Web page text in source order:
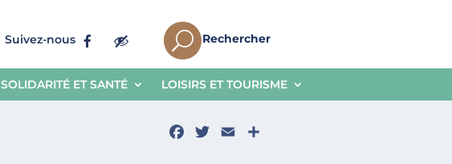
Suivez-nous U Rechercher
SOLIDARITÉ ET SANTÉ LOISIRS ET TOURISME
Facebook
Twitter
Email